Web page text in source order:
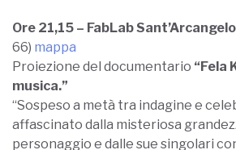
Ore 21,15 – FabLab Sant’Arcangelo
66) mappa
Proiezione del documentario “Fela
musica.”
“Sospeso a metà tra indagine e
affascinato dalla misteriosa
personaggio e dalle sue singolari